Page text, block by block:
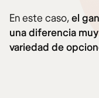
En este caso,el
una diferencia
variedad de